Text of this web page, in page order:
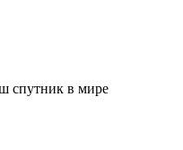
спутник в мире